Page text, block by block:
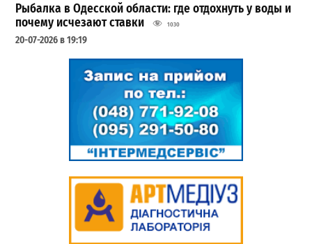
Рыбалка в Одесской области: где отдохнуть у воды и
почему исчезают ставки
1030
20-07-2026 в 19:19